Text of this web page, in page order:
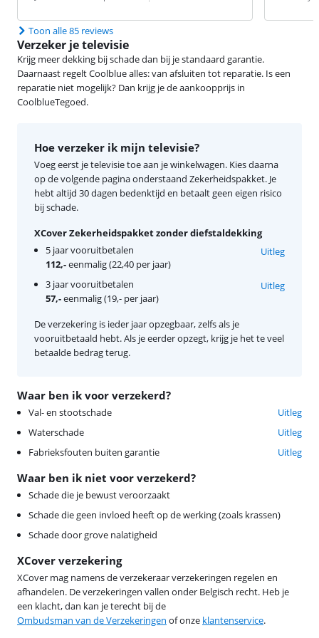
Toon alle 85 reviews
Verzeker je televisie
Krijg meer dekking bij schade dan bij je standaard garantie.
Daarnaast regelt Coolblue alles: van afsluiten tot reparatie. Is een
reparatie niet mogelijk? Dan krijg je de aankoopprijs in
CoolblueTegoed.
Waar ben ik voor verzekerd?
Val- en stootschade
Uitleg
Waterschade
Uitleg
Fabrieksfouten buiten garantie
Uitleg
Waar ben ik niet voor verzekerd?
Schade die je bewust veroorzaakt
Schade die geen invloed heeft op de werking (zoals krassen)
Schade door grove nalatigheid
XCover verzekering
XCover mag namens de verzekeraar verzekeringen regelen en
afhandelen. De verzekeringen vallen onder Belgisch recht. Heb je
een klacht, dan kan je terecht bij de
Ombudsman van de Verzekeringen of onze klantenservice.
Hoe verzeker ik mijn televisie?
Voeg eerst je televisie toe aan je winkelwagen. Kies daarna
op de volgende pagina onderstaand Zekerheidspakket. Je
hebt altijd 30 dagen bedenktijd en betaalt geen eigen risico
bij schade.
XCover Zekerheidspakket zonder diefstaldekking
5 jaar vooruitbetalen
112,-eenmalig (22,40 per jaar)
Uitleg
3 jaar vooruitbetalen
57,-eenmalig (19,- per jaar)
Uitleg
De verzekering is ieder jaar opzegbaar, zelfs als je
vooruitbetaald hebt. Als je eerder opzegt, krijg je het te veel
betaalde bedrag terug.